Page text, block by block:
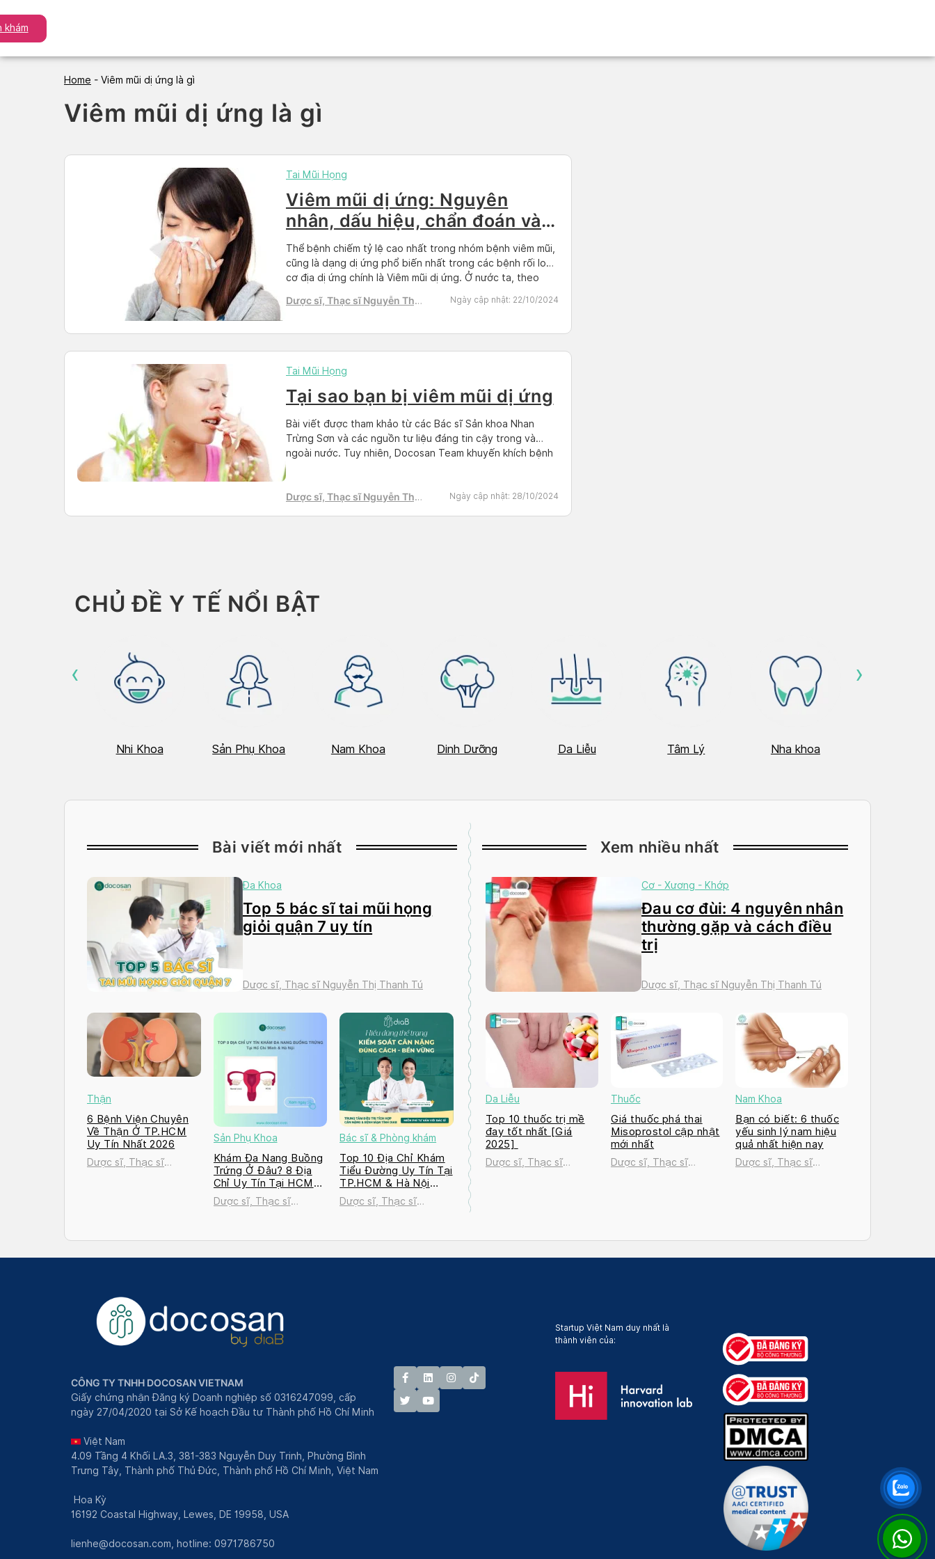
to
content
khám
Home - Viêm mũi dị ứng là gì
Viêm mũi dị ứng là gì
Tai Mũi Họng
Viêm mũi dị ứng: Nguyên
nhân, dấu hiệu, chẩn đoán và
điều trị
Thể bệnh chiếm tỷ lệ cao nhất trong nhóm bệnh viêm mũi,
cũng là dạng dị ứng phổ biến nhất trong các bệnh rối loạn
cơ địa dị ứng chính là Viêm mũi dị ứng. Ở nước ta, theo
chiếm từ 10-20% dân […]
Dược sĩ, Thạc sĩ Nguyễn Thị
Ngày cập nhật: 22/10/2024
Tai Mũi Họng
Tại sao bạn bị viêm mũi dị ứng
Bài viết được tham khảo từ các Bác sĩ Sản khoa Nhan
Trừng Sơn và các nguồn tư liệu đáng tin cậy trong và
ngoài nước. Tuy nhiên, Docosan Team khuyến khích bệnh
[…]
Dược sĩ, Thạc sĩ Nguyễn Thị
Ngày cập nhật: 28/10/2024
CHỦ ĐỀ Y TẾ NỔI BẬT
Nhi Khoa Sản Phụ Khoa Nam Khoa Dinh Dưỡng Da Liễu Tâm Lý Nha khoa
‹ ›
Bài viết mới nhất
Đa Khoa
Top 5 bác sĩ tai mũi họng
giỏi quận 7 uy tín
Dược sĩ, Thạc sĩ Nguyễn Thị Thanh Tú
Thận
6 Bệnh Viện Chuyên
Về Thận Ở TP.HCM
Uy Tín Nhất 2026
Dược sĩ, Thạc sĩ
Sản Phụ Khoa
Khám Đa Nang Buồng
Trứng Ở Đâu? 8 Địa
Chỉ Uy Tín Tại HCM
và Hà Nội 2026
Dược sĩ, Thạc sĩ
Bác sĩ & Phòng khám
Top 10 Địa Chỉ Khám
Tiểu Đường Uy Tín Tại
TP.HCM & Hà Nội
2026
Dược sĩ, Thạc sĩ
Xem nhiều nhất
Cơ - Xương - Khớp
Đau cơ đùi: 4 nguyên nhân
thường gặp và cách điều
trị
Dược sĩ, Thạc sĩ Nguyễn Thị Thanh Tú
Da Liễu
Top 10 thuốc trị mề
đay tốt nhất [Giá
2025]
Dược sĩ, Thạc sĩ
Thuốc
Giá thuốc phá thai
Misoprostol cập nhật
mới nhất
Dược sĩ, Thạc sĩ
Nam Khoa
Bạn có biết: 6 thuốc
yếu sinh lý nam hiệu
quả nhất hiện nay
Dược sĩ, Thạc sĩ
CÔNG TY TNHH DOCOSAN VIETNAM
Giấy chứng nhận Đăng ký Doanh nghiệp số 0316247099, cấp
ngày 27/04/2020 tại Sở Kế hoạch Đầu tư Thành phố Hồ Chí Minh
Việt Nam
4.09 Tầng 4 Khối LA.3, 381-383 Nguyễn Duy Trinh, Phường Bình
Trưng Tây, Thành phố Thủ Đức, Thành phố Hồ Chí Minh, Việt Nam
Hoa Kỳ
16192 Coastal Highway, Lewes, DE 19958, USA
lienhe@docosan.com, hotline: 0971786750
Startup Việt Nam duy nhất là
thành viên của: